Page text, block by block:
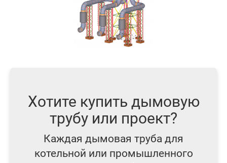
Хотите купить дымовую
трубу или проект?
Каждая дымовая труба для
котельной или промышленного